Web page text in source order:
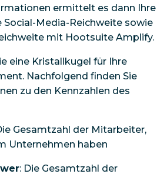
ermittelt es dann Ihre
Social-Media-Reichweite sowie
mit Hootsuite Amplify.
eine Kristallkugel für Ihre
Nachfolgend finden Sie
zu den Kennzahlen des
Gesamtzahl der Mitarbeiter,
Unternehmen haben
: Die Gesamtzahl der